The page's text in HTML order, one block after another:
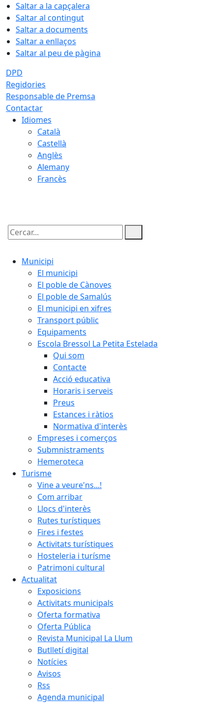
Saltar a la capçalera
Saltar al contingut
Saltar a documents
Saltar a enllaços
Saltar al peu de pàgina
DPD
Regidories
Responsable de Premsa
Contactar
Idiomes
Català
Castellà
Anglès
Alemany
Francès
Cercar:
Municipi
El municipi
El poble de Cànoves
El poble de Samalús
El municipi en xifres
Transport públic
Equipaments
Escola Bressol La Petita Estelada
Qui som
Contacte
Acció educativa
Horaris i serveis
Preus
Estances i ràtios
Normativa d'interès
Empreses i comerços
Submnistraments
Hemeroteca
Turisme
Vine a veure'ns...!
Com arribar
Llocs d'interès
Rutes turístiques
Fires i festes
Activitats turístiques
Hosteleria i turísme
Patrimoni cultural
Actualitat
Exposicions
Activitats municipals
Oferta formativa
Oferta Pública
Revista Municipal La Llum
Butlletí digital
Notícies
Avisos
Rss
Agenda municipal